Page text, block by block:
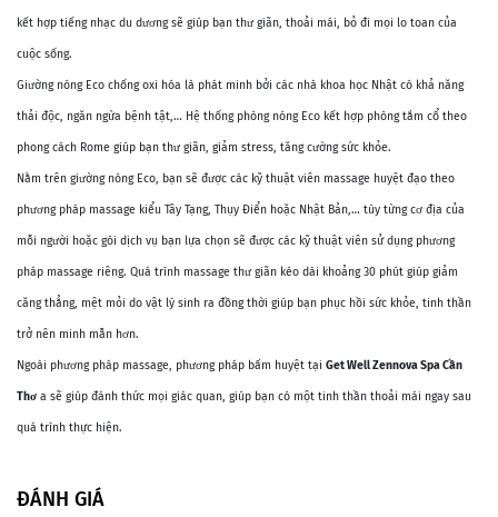
kết hợp tiếng nhạc du dương sẽ giúp bạn thư giãn, thoải mái, bỏ đi mọi lo toan của
cuộc sống.
Giường nóng Eco chống oxi hóa là phát minh bởi các nhà khoa học Nhật có khả năng
thải độc, ngăn ngừa bệnh tật,… Hệ thống phòng nóng Eco kết hợp phòng tắm cổ theo
phong cách Rome giúp bạn thư giãn, giảm stress, tăng cường sức khỏe.
Nằm trên giường nóng Eco, bạn sẽ được các kỹ thuật viên massage huyệt đạo theo
phương pháp massage kiểu Tây Tạng, Thụy Điển hoặc Nhật Bản,… tùy từng cơ địa của
mỗi người hoặc gói dịch vụ bạn lựa chọn sẽ được các kỹ thuật viên sử dụng phương
pháp massage riêng. Quá trình massage thư giãn kéo dài khoảng 30 phút giúp giảm
căng thẳng, mệt mỏi do vật lý sinh ra đồng thời giúp bạn phục hồi sức khỏe, tinh thần
trở nên minh mẫn hơn.
Ngoài phương pháp massage, phương pháp bấm huyệt tại Get Well Zennova Spa Cần
Thơ a sẽ giúp đánh thức mọi giác quan, giúp bạn có một tinh thần thoải mái ngay sau
quá trình thực hiện.
ĐÁNH GIÁ